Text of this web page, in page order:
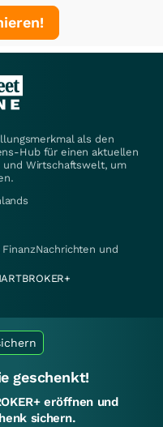
als den
Hub für einen aktuellen
und Wirtschaftswelt, um
FinanzNachrichten und
geschenkt!
eröffnen und
sichern.